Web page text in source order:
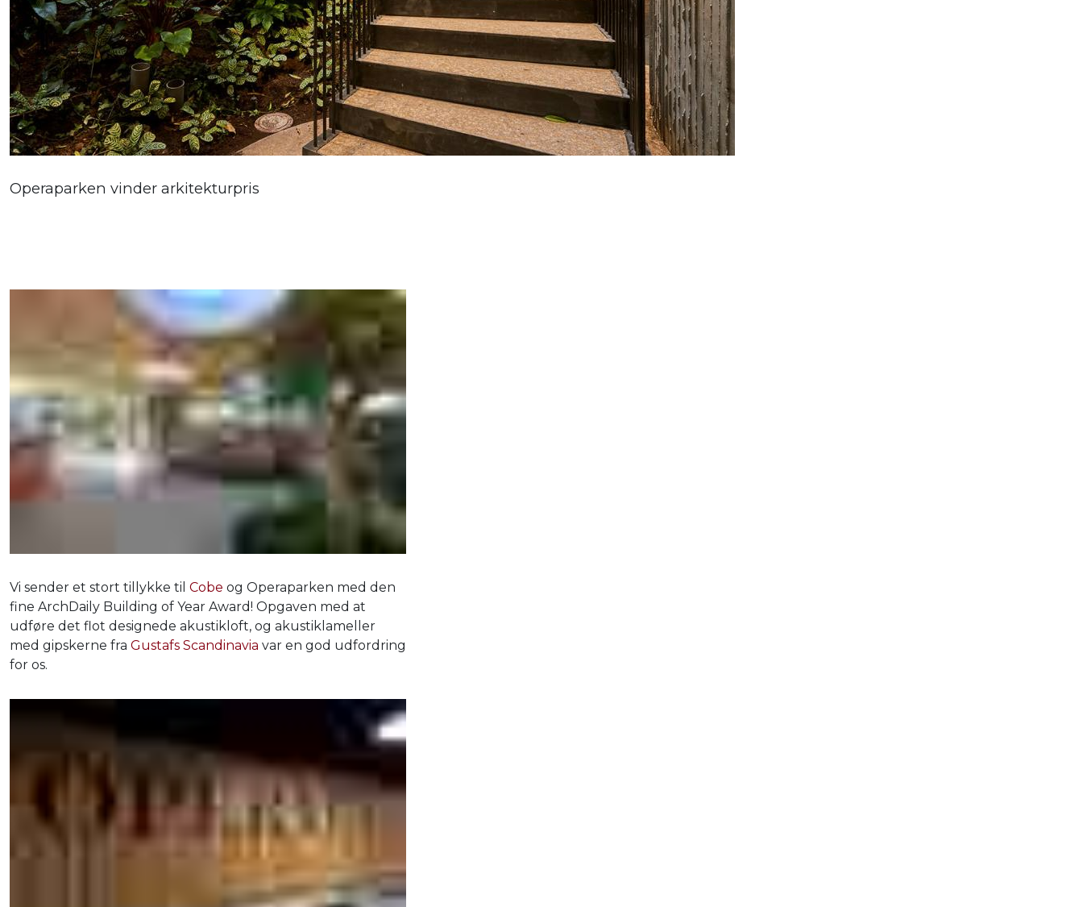
Operaparken vinder arkitekturpris
Vi sender et stort tillykke til Cobe og Operaparken med den
fine ArchDaily Building of Year Award! Opgaven med at
udføre det flot designede akustikloft, og akustiklameller
med gipskerne fra Gustafs Scandinavia var en god udfordring
for os.